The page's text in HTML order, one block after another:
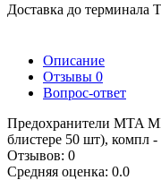
Доставка до терминала
Описание
Отзывы 0
Вопрос-ответ
Предохранители MTA
блистере 50 шт), компл
Отзывов: 0
Средняя оценка: 0.0